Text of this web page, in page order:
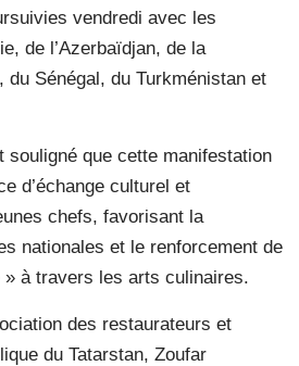
vendredi avec les
de l’Azerbaïdjan, de la
du Sénégal, du Turkménistan et
souligné que cette manifestation
d’échange culturel et
chefs, favorisant la
nationales et le renforcement de
» à travers les arts culinaires.
des restaurateurs et
du Tatarstan, Zoufar